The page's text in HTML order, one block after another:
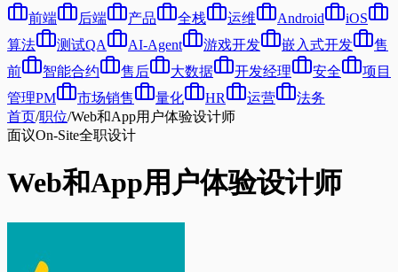
前端
后端 产品 全栈 运维 Android
iOS
算法
测试QA AI-Agent 游戏开发 嵌入式开发
售
前
智能合约 售后 大数据 开发经理 安全
项目
管理PM
市场销售 量化 HR 运营
法务
首页/职位/Web和App用户体验设计师
面议On-Site全职设计
Web和App用户体验设计师